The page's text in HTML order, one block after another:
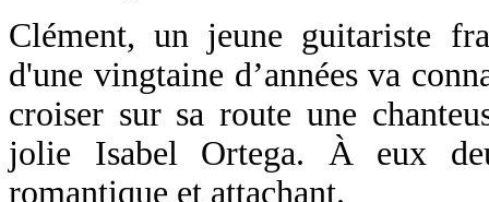
Clément, un jeune guitariste
d'une vingtaine d’années va
croiser sur sa route une
jolie Isabel Ortega. À eux
romantique et attachant.